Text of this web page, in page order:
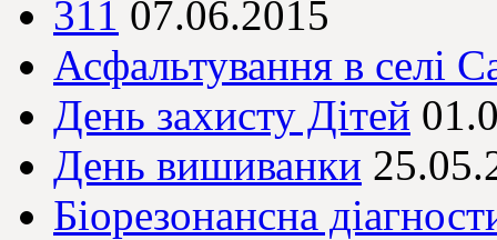
311 07.06.2015
Асфальтування в селі
День захисту Дітей
День вишиванки
Біорезонансна